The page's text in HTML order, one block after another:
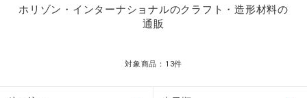
ホリゾン・インターナショナルのクラフト・造形材料の
通販
対象商品： 13件